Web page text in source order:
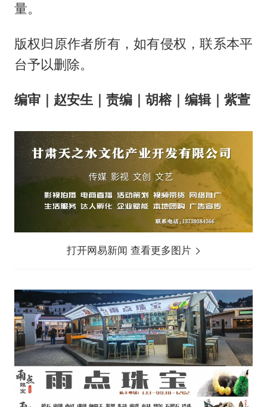
量。
版权归原作者所有，如有侵权，联系本平
台予以删除。
编审｜赵安生｜责编｜胡榕｜编辑｜紫萱
打开网易新闻 查看更多图片